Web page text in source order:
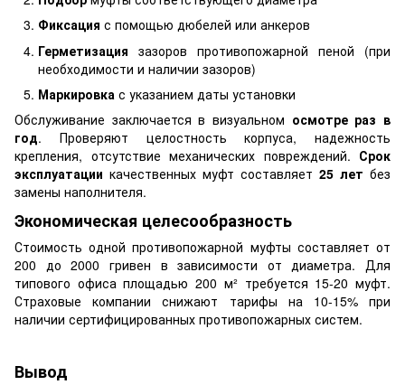
Фиксация с помощью дюбелей или анкеров
Герметизация зазоров противопожарной пеной (при
необходимости и наличии зазоров)
Маркировка с указанием даты установки
Обслуживание заключается в визуальном осмотре раз в
год. Проверяют целостность корпуса, надежность
крепления, отсутствие механических повреждений. Срок
эксплуатации качественных муфт составляет 25 лет без
замены наполнителя.
Экономическая целесообразность
Стоимость одной противопожарной муфты составляет от
200 до 2000 гривен в зависимости от диаметра. Для
типового офиса площадью 200 м² требуется 15-20 муфт.
Страховые компании снижают тарифы на 10-15% при
наличии сертифицированных противопожарных систем.
Вывод